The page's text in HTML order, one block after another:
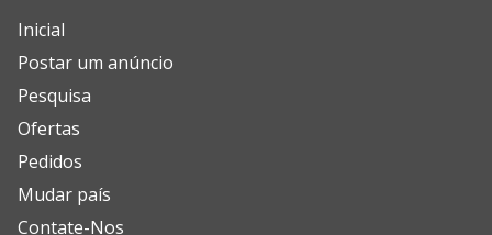
Inicial
Postar um anúncio
Pesquisa
Ofertas
Pedidos
Mudar país
Contate-Nos